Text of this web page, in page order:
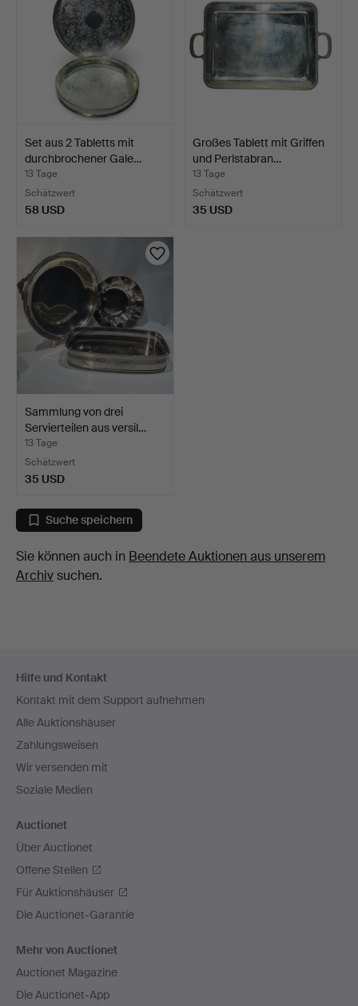
Set aus 2 Tabletts mit
durchbrochener Gale…
13 Tage
Schätzwert
58 USD
Großes Tablett mit Griffen
und Perlstabran…
13 Tage
Schätzwert
35 USD
Sammlung von drei
Servierteilen aus versil…
13 Tage
Schätzwert
35 USD
Suche speichern
Sie können auch in Beendete Auktionen aus unserem
Archivsuchen.
Navigation
Hilfe und Kontakt
Kontakt mit dem Support aufnehmen
Alle Auktionshäuser
Zahlungsweisen
Wir versenden mit
Soziale Medien
Auctionet
Über Auctionet
Offene Stellen
Für Auktionshäuser
Die Auctionet-Garantie
Mehr von Auctionet
Auctionet Magazine
Die Auctionet-App